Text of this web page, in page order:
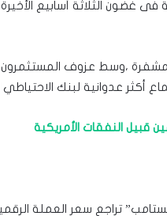
غضون الثلاثة أسابيع
،وسط عزوف
أكثر عدوانية لبنك الاحتياطي
قبيل النفقات الأمريكية